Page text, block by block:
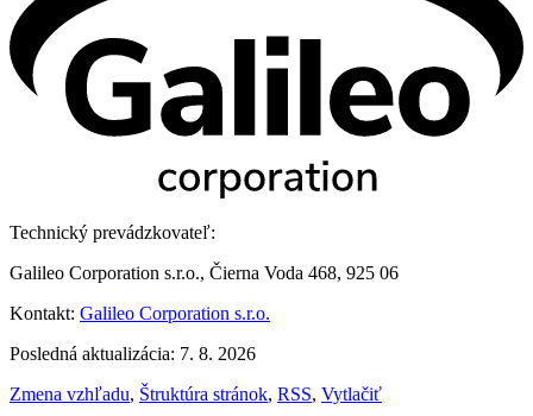
Technický prevádzkovateľ:
Galileo Corporation s.r.o., Čierna Voda 468, 925 06
Kontakt: Galileo Corporation s.r.o.
Posledná aktualizácia: 7. 8. 2026
Zmena vzhľadu, Štruktúra stránok, RSS, Vytlačiť